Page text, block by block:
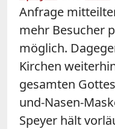
Anfrage
mehr Besucher
möglich.
Kirchen
gesamten
und-Nasen-
Speyer hält